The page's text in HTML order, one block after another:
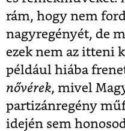
rám, hogy nem
nagyregényét, de
ezek nem az itteni
például hiába
nővérek, mivel
partizánregény
idején sem